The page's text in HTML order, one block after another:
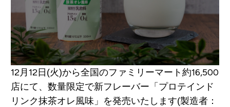
12月12日(火)から全国のファミリーマート約16,500
店にて、数量限定で新フレーバー「プロテインド
リンク抹茶オレ風味」を発売いたします(製造者：